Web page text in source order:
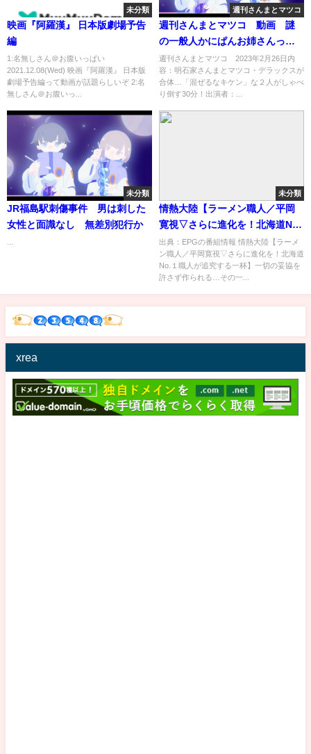
未分類
映画『阿羅漢』 日本版劇場予告
編
1:名無しさん＠お腹いっぱい
2021.12.08(Wed) 映画『阿羅漢』 日本版
劇場予告編って動画が話題らしいぞ 2:名
無しさん＠お腹いっ...
週刊さんまとマツコ
週刊さんまとマツコ 動画 謎
の一般人かにぱんお姉さんって
何者 2月26日
週刊さんまとマツコ 2023年2月26日内
容：明石家さんまとマツコ・デラックスが
合体…「混ぜるなキケン」な２人がしゃべ
り倒す30分！出演者：...
未分類
JR福島駅刺傷事件 男は刺した
女性と面識なし 無差別犯行か
未分類
情熱大陸【ラーメン職人／平岡
寛視▽さらに進化を！北海道No.
１職人が追究する一杯】[字] …
の番組内容解析まとめ
出典：EPGの番組情報 情熱大陸【ラーメ
ン職人／平岡寛視▽さらに進化を！北海道
No.１職人が追究する一杯】一切の妥協を
許さず作られる…その一...
xrea